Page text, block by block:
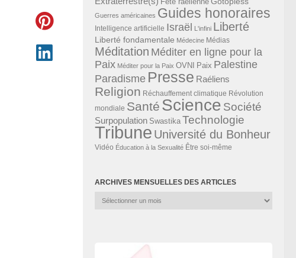
Fête raélienne
Guerres américaines Guides honoraires
Intelligence artificielle Israël L'infini Liberté
Liberté fondamentale Médecine Médias
Méditation Méditer en ligne pour la
Paix Méditer pour la Paix OVNI Paix Palestine
Paradisme Presse Raéliens
Religion Réchauffement climatique Révolution
mondiale Santé Science Société
Surpopulation Swastika Technologie
Tribune Université du Bonheur
Vidéo Éducation à la Sexualité Être soi-même
ARCHIVES MENSUELLES DES ARTICLES
Archives